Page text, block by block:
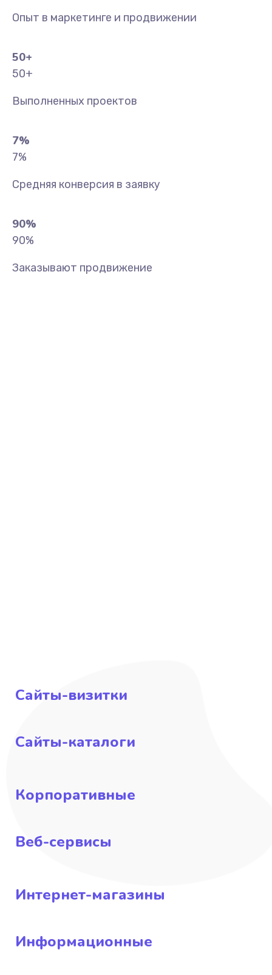
Опыт в маркетинге и продвижении
50+
50+
Выполненных проектов
7%
7%
Средняя конверсия в заявку
90%
90%
Заказывают продвижение
Сайты-визитки
Сайты-каталоги
Корпоративные
Веб-сервисы
Интернет-магазины
Информационные